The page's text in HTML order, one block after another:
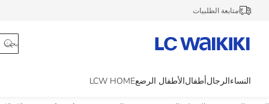
متابعة الطلبيات
النساءالرجالأطفالالأطفال الرضعLCW HOME